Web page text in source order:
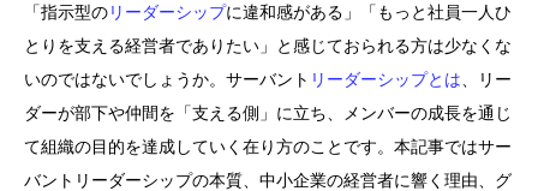
「指示型のリーダーシップに違和感がある」「もっと社員一人ひ
とりを支える経営者でありたい」と感じておられる方は少なくな
いのではないでしょうか。サーバント リーダーシップとは 、リー
ダーが部下や仲間を「支える側」に立ち、メンバーの成長を通じ
て組織の目的を達成していく在り方のことです。本記事ではサー
バントリーダーシップの本質、中小企業の経営者に響く理由、グ